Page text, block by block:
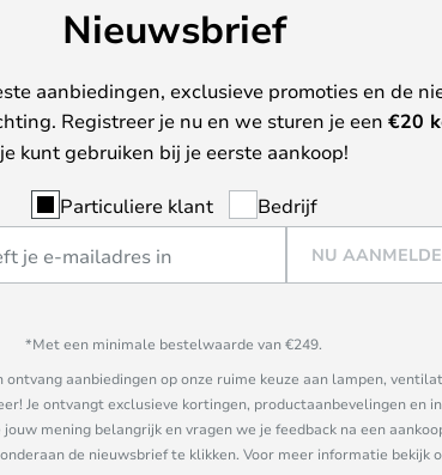
Nieuwsbrief
aanbiedingen, exclusieve promoties en de
Registreer je nu en we sturen je een €20
je kunt gebruiken bij je eerste aankoop!
Particuliere klant Bedrijf
NU
*Met een minimale bestelwaarde van €249.
ontvang aanbiedingen op onze ruime keuze aan lampen,
Je ontvangt exclusieve kortingen, productaanbevelingen en
mening belangrijk en vragen we je feedback na een
de nieuwsbrief te klikken. Voor meer informatie bekijk